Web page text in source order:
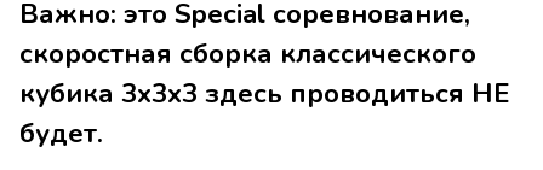
Важно: это Special соревнование,
скоростная сборка классического
кубика 3x3x3 здесь проводиться НЕ
будет.